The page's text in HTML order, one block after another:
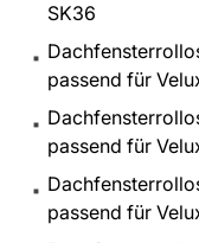
SK36
passend für
passend für
passend für